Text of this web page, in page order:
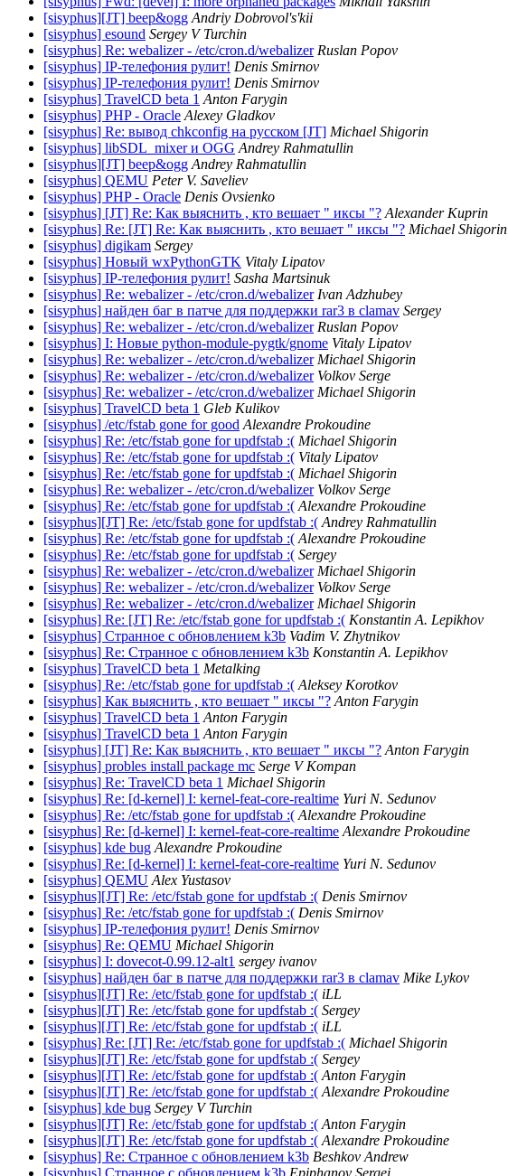
[sisyphus][JT] beep&ogg Andriy Dobrovol's'kii
[sisyphus] esound Sergey V Turchin
[sisyphus] Re: webalizer - /etc/cron.d/webalizer Ruslan Popov
[sisyphus] IP-телефония рулит! Denis Smirnov
[sisyphus] IP-телефония рулит! Denis Smirnov
[sisyphus] TravelCD beta 1 Anton Farygin
[sisyphus] PHP - Oracle Alexey Gladkov
[sisyphus] Re: вывод chkconfig на русском [JT] Michael Shigorin
[sisyphus] libSDL_mixer и OGG Andrey Rahmatullin
[sisyphus][JT] beep&ogg Andrey Rahmatullin
[sisyphus] QEMU Peter V. Saveliev
[sisyphus] PHP - Oracle Denis Ovsienko
[sisyphus] [JT] Re: Как выяснить , кто вешает " иксы "? Alexander Kuprin
[sisyphus] Re: [JT] Re: Как выяснить , кто вешает " иксы "? Michael Shigorin
[sisyphus] digikam Sergey
[sisyphus] Новый wxPythonGTK Vitaly Lipatov
[sisyphus] IP-телефония рулит! Sasha Martsinuk
[sisyphus] Re: webalizer - /etc/cron.d/webalizer Ivan Adzhubey
[sisyphus] найден баг в патче для поддержки rar3 в clamav Sergey
[sisyphus] Re: webalizer - /etc/cron.d/webalizer Ruslan Popov
[sisyphus] I: Новые python-module-pygtk/gnome Vitaly Lipatov
[sisyphus] Re: webalizer - /etc/cron.d/webalizer Michael Shigorin
[sisyphus] Re: webalizer - /etc/cron.d/webalizer Volkov Serge
[sisyphus] Re: webalizer - /etc/cron.d/webalizer Michael Shigorin
[sisyphus] TravelCD beta 1 Gleb Kulikov
[sisyphus] /etc/fstab gone for good Alexandre Prokoudine
[sisyphus] Re: /etc/fstab gone for updfstab :( Michael Shigorin
[sisyphus] Re: /etc/fstab gone for updfstab :( Vitaly Lipatov
[sisyphus] Re: /etc/fstab gone for updfstab :( Michael Shigorin
[sisyphus] Re: webalizer - /etc/cron.d/webalizer Volkov Serge
[sisyphus] Re: /etc/fstab gone for updfstab :( Alexandre Prokoudine
[sisyphus][JT] Re: /etc/fstab gone for updfstab :( Andrey Rahmatullin
[sisyphus] Re: /etc/fstab gone for updfstab :( Alexandre Prokoudine
[sisyphus] Re: /etc/fstab gone for updfstab :( Sergey
[sisyphus] Re: webalizer - /etc/cron.d/webalizer Michael Shigorin
[sisyphus] Re: webalizer - /etc/cron.d/webalizer Volkov Serge
[sisyphus] Re: webalizer - /etc/cron.d/webalizer Michael Shigorin
[sisyphus] Re: [JT] Re: /etc/fstab gone for updfstab :( Konstantin A. Lepikhov
[sisyphus] Странное с обновлением k3b Vadim V. Zhytnikov
[sisyphus] Re: Странное с обновлением k3b Konstantin A. Lepikhov
[sisyphus] TravelCD beta 1 Metalking
[sisyphus] Re: /etc/fstab gone for updfstab :( Aleksey Korotkov
[sisyphus] Как выяснить , кто вешает " иксы "? Anton Farygin
[sisyphus] TravelCD beta 1 Anton Farygin
[sisyphus] TravelCD beta 1 Anton Farygin
[sisyphus] [JT] Re: Как выяснить , кто вешает " иксы "? Anton Farygin
[sisyphus] probles install package mc Serge V Kompan
[sisyphus] Re: TravelCD beta 1 Michael Shigorin
[sisyphus] Re: [d-kernel] I: kernel-feat-core-realtime Yuri N. Sedunov
[sisyphus] Re: /etc/fstab gone for updfstab :( Alexandre Prokoudine
[sisyphus] Re: [d-kernel] I: kernel-feat-core-realtime Alexandre Prokoudine
[sisyphus] kde bug Alexandre Prokoudine
[sisyphus] Re: [d-kernel] I: kernel-feat-core-realtime Yuri N. Sedunov
[sisyphus] QEMU Alex Yustasov
[sisyphus][JT] Re: /etc/fstab gone for updfstab :( Denis Smirnov
[sisyphus] Re: /etc/fstab gone for updfstab :( Denis Smirnov
[sisyphus] IP-телефония рулит! Denis Smirnov
[sisyphus] Re: QEMU Michael Shigorin
[sisyphus] I: dovecot-0.99.12-alt1 sergey ivanov
[sisyphus] найден баг в патче для поддержки rar3 в clamav Mike Lykov
[sisyphus][JT] Re: /etc/fstab gone for updfstab :( iLL
[sisyphus][JT] Re: /etc/fstab gone for updfstab :( Sergey
[sisyphus][JT] Re: /etc/fstab gone for updfstab :( iLL
[sisyphus] Re: [JT] Re: /etc/fstab gone for updfstab :( Michael Shigorin
[sisyphus][JT] Re: /etc/fstab gone for updfstab :( Sergey
[sisyphus][JT] Re: /etc/fstab gone for updfstab :( Anton Farygin
[sisyphus][JT] Re: /etc/fstab gone for updfstab :( Alexandre Prokoudine
[sisyphus] kde bug Sergey V Turchin
[sisyphus][JT] Re: /etc/fstab gone for updfstab :( Anton Farygin
[sisyphus][JT] Re: /etc/fstab gone for updfstab :( Alexandre Prokoudine
[sisyphus] Re: Странное с обновлением k3b Beshkov Andrew